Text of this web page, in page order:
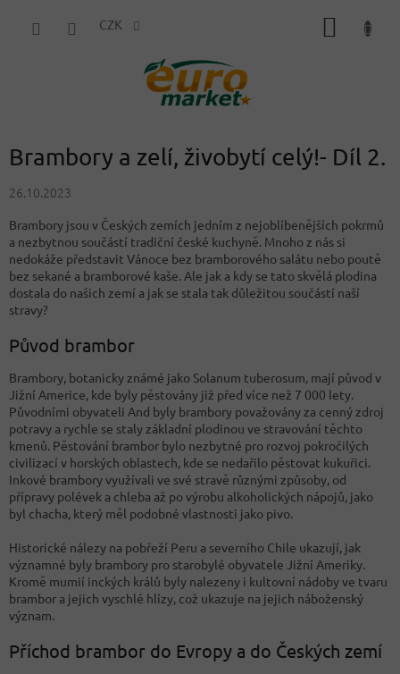
CZK
Brambory a zelí, živobytí celý!- Díl 2.
26.10.2023
Brambory jsou v Českých zemích jedním z nejoblíbenějších pokrmů
a nezbytnou součástí tradiční české kuchyně. Mnoho z nás si
nedokáže představit Vánoce bez bramborového salátu nebo poutě
bez sekané a bramborové kaše. Ale jak a kdy se tato skvělá plodina
dostala do našich zemí a jak se stala tak důležitou součástí naší
stravy?
Původ brambor
Brambory, botanicky známé jako Solanum tuberosum, mají původ v
Jižní Americe, kde byly pěstovány již před více než 7 000 lety.
Původními obyvateli And byly brambory považovány za cenný zdroj
potravy a rychle se staly základní plodinou ve stravování těchto
kmenů. Pěstování brambor bylo nezbytné pro rozvoj pokročilých
civilizací v horských oblastech, kde se nedařilo pěstovat kukuřici.
Inkové brambory využívali ve své stravě různými způsoby, od
přípravy polévek a chleba až po výrobu alkoholických nápojů, jako
byl chacha, který měl podobné vlastnosti jako pivo.
Historické nálezy na pobřeží Peru a severního Chile ukazují, jak
významné byly brambory pro starobylé obyvatele Jižní Ameriky.
Kromě mumií inckých králů byly nalezeny i kultovní nádoby ve tvaru
brambor a jejich vyschlé hlízy, což ukazuje na jejich náboženský
význam.
Příchod brambor do Evropy a do Českých zemí